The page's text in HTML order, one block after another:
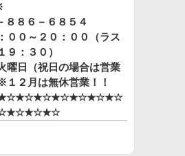
８８６－６８５４
００～２０：００（ラス
９：３０）
曜日（祝日の場合は営業
２月は無休営業！！